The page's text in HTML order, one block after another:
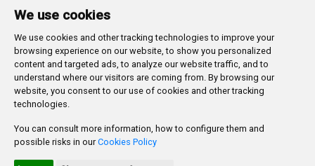
We use cookies
We use cookies and other tracking technologies to improve your
browsing experience on our website, to show you personalized
content and targeted ads, to analyze our website traffic, and to
understand where our visitors are coming from. By browsing our
website, you consent to our use of cookies and other tracking
technologies.
You can consult more information, how to configure them and
possible risks in ourCookies Policy
Plaza Mayor 1 - 09071BURGOS
947 288 800 CIF: P-0906100-C
CONTACTO | AVISOS, QUEJAS Y SUGERENCIAS
CANAL DE DENUNCIAS
PROMUEVE BURGOS